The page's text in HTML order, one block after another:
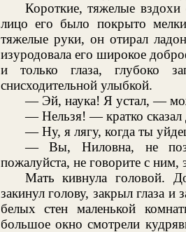
Короткие, тяжелые
лицо его было покрыто
тяжелые руки, он отирал
изуродовала его широкое
и только глаза, глубоко
снисходительной улыбкой.
— Эй, наука! Я устал, —
— Нельзя! — кратко сказал
— Ну, я лягу, когда ты
— Вы, Ниловна, не
пожалуйста, не говорите с ним,
Мать кивнула головой.
закинул голову, закрыл глаза
белых стен маленькой
большое окно смотрели